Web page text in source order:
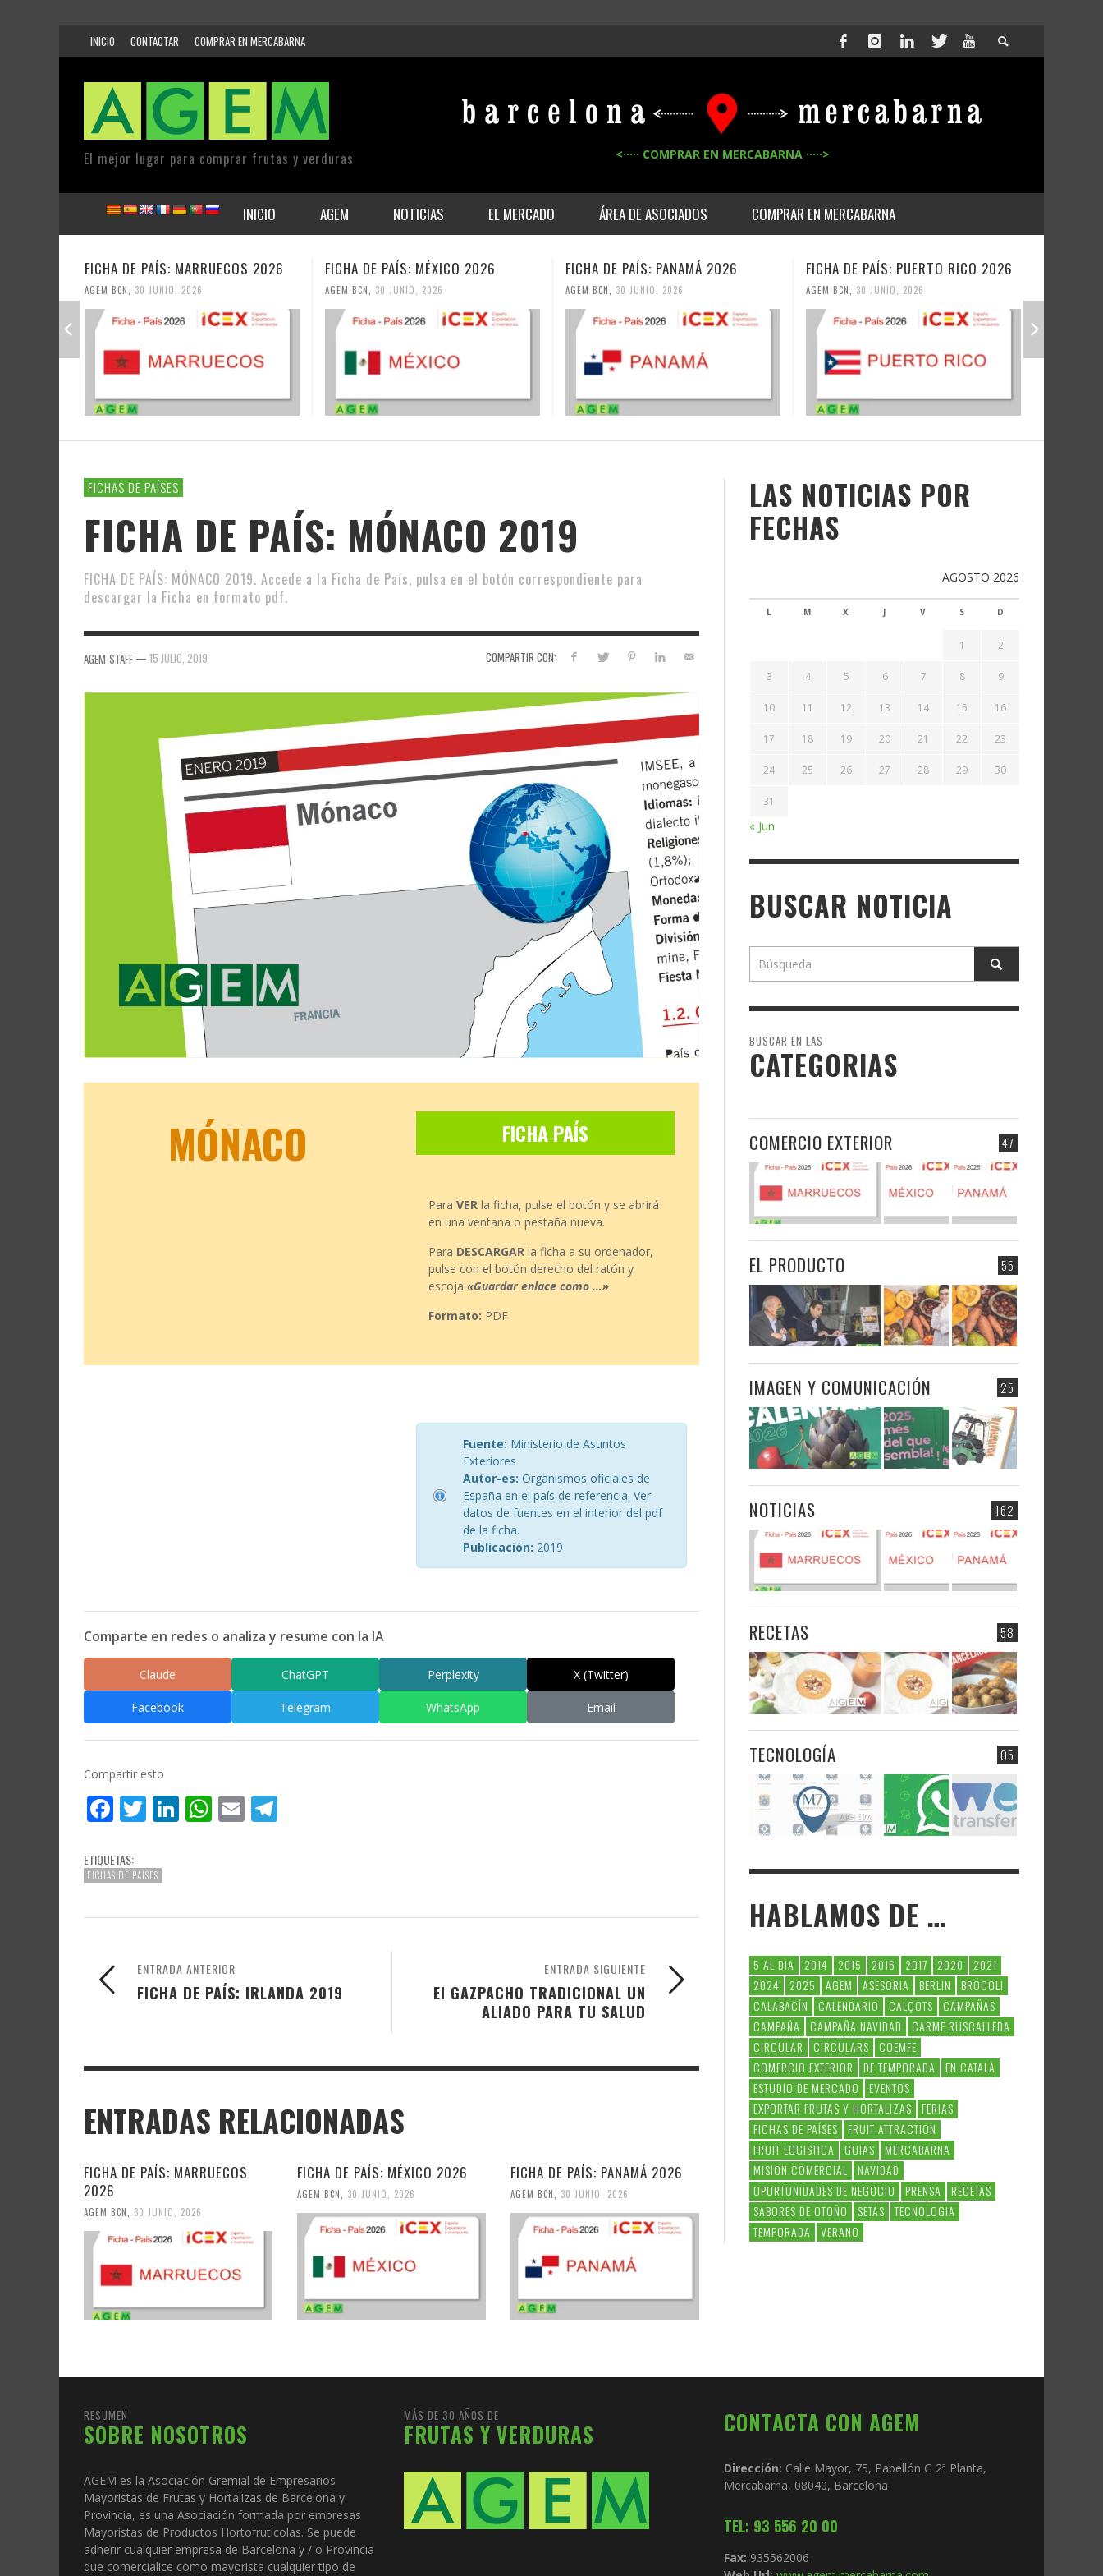
INICIO CONTACTAR COMPRAR EN MERCABARNA
El mejor lugar para comprar frutas y verduras <····· COMPRAR EN MERCABARNA ·····>
INICIO AGEM NOTICIAS EL MERCADO ÁREA DE ASOCIADOS COMPRAR EN MERCABARNA
FICHA DE PAÍS: MARRUECOS 2026
AGEM BCN 30 JUNIO, 2026
FICHA DE PAÍS: MÉXICO 2026
AGEM BCN 30 JUNIO, 2026
FICHA DE PAÍS: PANAMÁ 2026
AGEM BCN 30 JUNIO, 2026
FICHA DE PAÍS: PUERTO RICO 2026
AGEM BCN 30 JUNIO, 2026
FICHAS DE PAÍSES
FICHA DE PAÍS: MÓNACO 2019
FICHA DE PAÍS: MÓNACO 2019. Accede a la Ficha de País, pulsa en el botón correspondiente para
descargar la Ficha en formato pdf.
COMPARTIR CON:
AGEM-STAFF — 15 JULIO, 2019
MÓNACO FICHA PAÍS
Para VER la ficha, pulse el botón y se abrirá
en una ventana o pestaña nueva.
Para DESCARGAR la ficha a su ordenador,
pulse con el botón derecho del ratón y
escoja «Guardar enlace como …»
Formato: PDF
Fuente: Ministerio de Asuntos
Exteriores
Autor-es: Organismos oficiales de
España en el país de referencia. Ver
datos de fuentes en el interior del pdf
de la ficha.
Publicación: 2019
Comparte en redes o analiza y resume con la IA
Claude ChatGPT Perplexity X (Twitter)
Facebook Telegram WhatsApp Email
Compartir esto
Facebook
Twitter
LinkedIn
WhatsApp
Email
ETIQUETAS:
FICHAS DE PAÍSES
ENTRADA SIGUIENTE
El GAZPACHO TRADICIONAL UN
ALIADO PARA TU SALUD
ENTRADA ANTERIOR
FICHA DE PAÍS: IRLANDA 2019
ENTRADAS RELACIONADAS
FICHA DE PAÍS: MARRUECOS
2026
AGEM BCN 30 JUNIO, 2026
FICHA DE PAÍS: MÉXICO 2026
AGEM BCN 30 JUNIO, 2026
FICHA DE PAÍS: PANAMÁ 2026
AGEM BCN 30 JUNIO, 2026
LAS NOTICIAS POR
FECHAS
AGOSTO 2026
L M X J V S D
1 2
3 4 5 6 7 8 9
10 11 12 13 14 15 16
17 18 19 20 21 22 23
24 25 26 27 28 29 30
31
« Jun
BUSCAR NOTICIA
BUSCAR EN LAS
CATEGORIAS
47
COMERCIO EXTERIOR
55
EL PRODUCTO
25
IMAGEN Y COMUNICACIÓN
162
NOTICIAS
58
RECETAS
05
TECNOLOGÍA
HABLAMOS DE …
5 AL DIA 2014 2015 2016 2017 2020
2021
2024
2025 AGEM ASESORIA BERLIN
BRÓCOLI
CALABACÍN
CALENDARIO CALÇOTS
CAMPAÑAS
CAMPAÑA
CAMPAÑA NAVIDAD
CARME RUSCALLEDA
CIRCULAR
CIRCULARS
COEMFE
COMERCIO EXTERIOR
DE TEMPORADA
EN CATALÀ
ESTUDIO DE MERCADO
EVENTOS
EXPORTAR FRUTAS Y HORTALIZAS
FERIAS
FICHAS DE PAÍSES
FRUIT ATTRACTION
FRUIT LOGISTICA
GUIAS
MERCABARNA
MISION COMERCIAL
NAVIDAD
OPORTUNIDADES DE NEGOCIO
PRENSA
RECETAS
SABORES DE OTOÑO
SETAS
TECNOLOGIA
TEMPORADA
VERANO
RESUMEN
SOBRE NOSOTROS
AGEM es la Asociación Gremial de Empresarios
Mayoristas de Frutas y Hortalizas de Barcelona y
Provincia, es una Asociación formada por empresas
Mayoristas de Productos Hortofrutícolas. Se puede
adherir cualquier empresa de Barcelona y / o Provincia
que comercialice como mayorista cualquier tipo de
MÁS DE 30 AÑOS DE
FRUTAS Y VERDURAS CONTACTA CON AGEM
Dirección: Calle Mayor, 75, Pabellón G 2ª Planta,
Mercabarna, 08040, Barcelona
TEL: 93 556 20 00
Fax: 935562006